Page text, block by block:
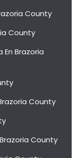
County
County
Brazoria
County
County